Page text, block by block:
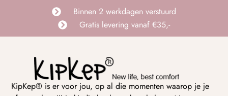
Binnen 2 werkdagen verstuurd
Gratis levering vanaf €35,-
KipKep® is er voor jou, op al die momenten waarop je je